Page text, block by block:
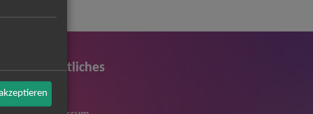
Rechtliches
AGB